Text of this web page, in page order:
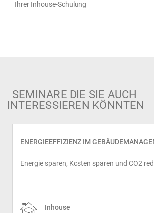
Ihrer Inhouse-Schulung
SEMINARE DIE SIE AUCH
INTERESSIEREN KÖNNTEN
ENERGIEEFFIZIENZ IM
Energie sparen, Kosten sparen und CO2
Inhouse